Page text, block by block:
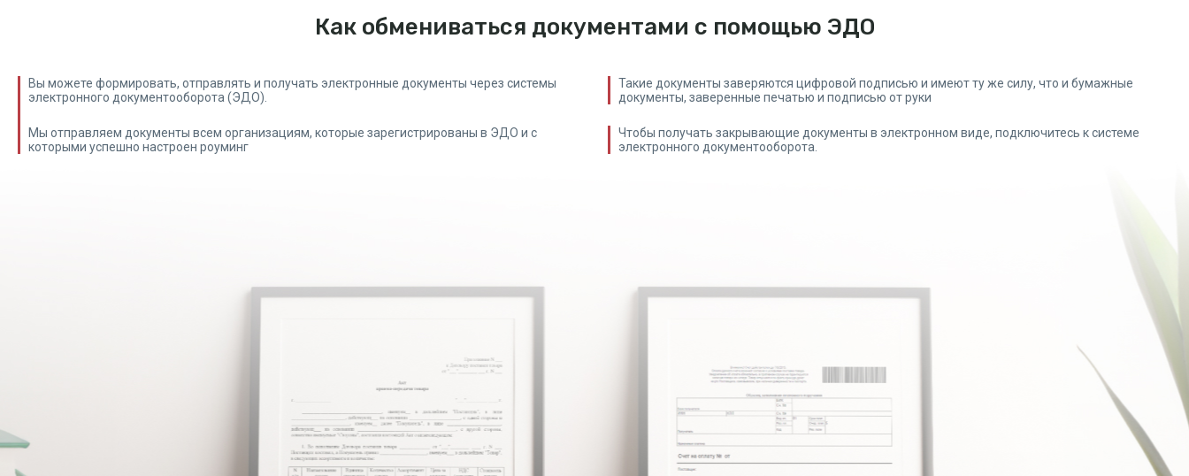
Как обмениваться документами с помощью ЭДО
Вы можете формировать, отправлять и получать электронные документы через системы
электронного документооборота (ЭДО).
Такие документы заверяются цифровой подписью и имеют ту же силу, что и бумажные
документы, заверенные печатью и подписью от руки
Мы отправляем документы всем организациям, которые зарегистрированы в ЭДО и с
которыми успешно настроен роуминг
Чтобы получать закрывающие документы в электронном виде, подключитесь к системе
электронного документооборота.